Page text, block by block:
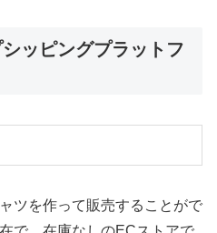
ッピングプラットフ
ツを作って販売することがで